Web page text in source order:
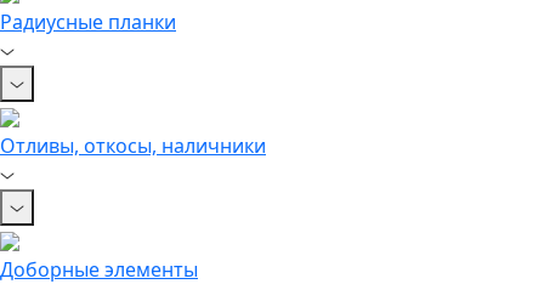
Радиусные планки
Отливы, откосы, наличники
Доборные элементы